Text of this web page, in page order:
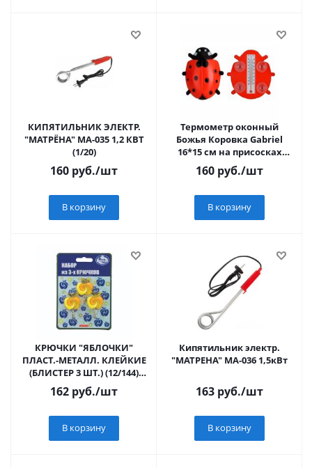
КИПЯТИЛЬНИК ЭЛЕКТР.
"МАТРЁНА" МА-035 1,2 КВТ
(1/20)
160 руб./шт
В корзину
Термометр оконный
Божья Коровка Gabriel
16*15 см на присосках
(-30/+50)
160 руб./шт
В корзину
КРЮЧКИ "ЯБЛОЧКИ"
ПЛАСТ.-МЕТАЛЛ. КЛЕЙКИЕ
(БЛИСТЕР 3 ШТ.) (12/144)
162 руб./шт
В корзину
Кипятильник электр.
"МАТРЕНА" МА-036 1,5кВт
163 руб./шт
В корзину